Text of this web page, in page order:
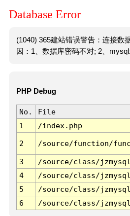
Database Error
(1040) 365建站错误警告：连接数
因：1、数据库密码不对; 2、mysql
PHP Debug
No. File
1
/index.php
2 /source/function/
3 /source/class/
4
/source/class/
5
/source/class/
6
/source/class/